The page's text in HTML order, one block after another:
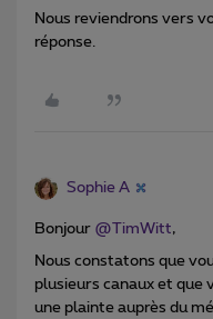
Nous reviendrons vers
réponse.
Sophie A
Bonjour @TimWitt,
Nous constatons que
plusieurs canaux et
une plainte auprès du